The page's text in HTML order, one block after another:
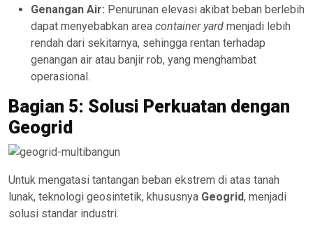
Genangan Air: Penurunan elevasi akibat beban berlebih
dapat menyebabkan area container yard menjadi lebih
rendah dari sekitarnya, sehingga rentan terhadap
genangan air atau banjir rob, yang menghambat
operasional.
Bagian 5: Solusi Perkuatan dengan
Geogrid
Untuk mengatasi tantangan beban ekstrem di atas tanah
lunak, teknologi geosintetik, khususnya Geogrid, menjadi
solusi standar industri.